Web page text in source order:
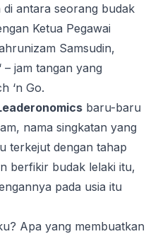
antara seorang budak
Ketua Pegawai
Samsudin,
‘ – jam tangan yang
‘n Go.
baru-baru
nama singkatan yang
terkejut dengan tahap
berfikir budak lelaki itu,
pada usia itu
Apa yang membuatkan